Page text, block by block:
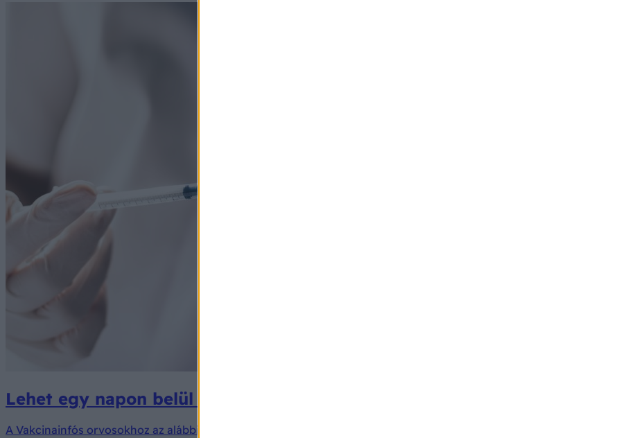
Lehet egy napon belül vért adni és beadatni az influenza elleni oltást?
A Vakcinainfós orvosokhoz az alábbi kérdés érkezett.